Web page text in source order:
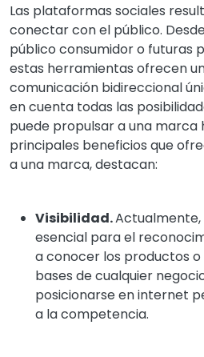
Las plataformas sociales
conectar con el público.
público consumidor o futuras
estas herramientas ofrecen
comunicación bidireccional
en cuenta todas las
puede propulsar a una marca
principales beneficios que
a una marca, destacan:
Visibilidad.Actualmente,
esencial para el
a conocer los productos o
bases de cualquier
posicionarse en internet
a la competencia.